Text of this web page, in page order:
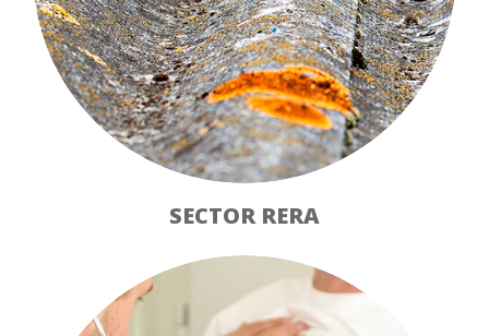
SECTOR RERA